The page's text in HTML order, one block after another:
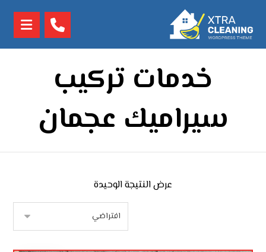
خدمات تركيب
سيراميك عجمان
عرض النتيجة الوحيدة